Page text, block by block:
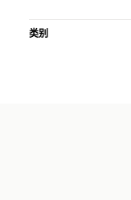
类别